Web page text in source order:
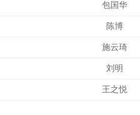
包国华
陈博
施云琦
刘明
王之悦